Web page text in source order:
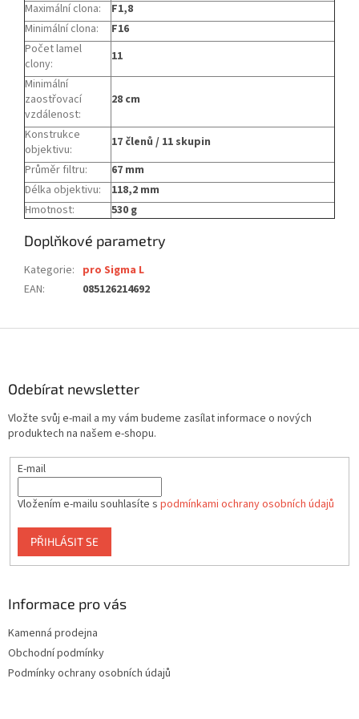
Maximální clona:
F1,8
Minimální clona:
F16
Počet lamel
clony:
11
Minimální
zaostřovací
vzdálenost:
28 cm
Konstrukce
objektivu:
17 členů / 11 skupin
Průměr filtru:
67 mm
Délka objektivu:
118,2 mm
Hmotnost: 530 g
Doplňkové parametry
Kategorie: pro Sigma L
EAN: 085126214692
Odebírat newsletter
Vložte svůj e-mail a my vám budeme zasílat informace o nových
produktech na našem e-shopu.
E-mail
Vložením e-mailu souhlasíte s podmínkami ochrany osobních údajů
PŘIHLÁSIT SE
Informace pro vás
Kamenná prodejna
Obchodní podmínky
Podmínky ochrany osobních údajů